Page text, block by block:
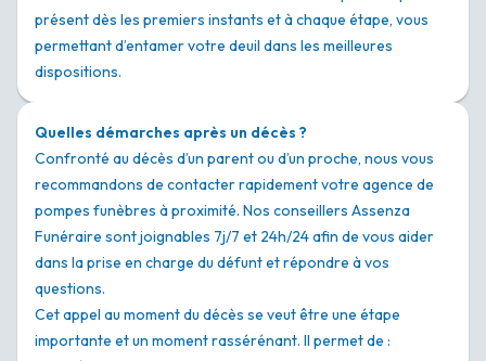
présent dès les premiers instants et à chaque étape, vous
permettant d’entamer votre deuil dans les meilleures
dispositions.
Quelles démarches après un décès ?
Confronté au décès d’un parent ou d’un proche, nous vous
recommandons de contacter rapidement votre agence de
pompes funèbres à proximité. Nos conseillers Assenza
Funéraire sont joignables 7j/7 et 24h/24 afin de vous aider
dans la prise en charge du défunt et répondre à vos
questions.
Cet appel au moment du décès se veut être une étape
importante et un moment rassérénant. Il permet de :